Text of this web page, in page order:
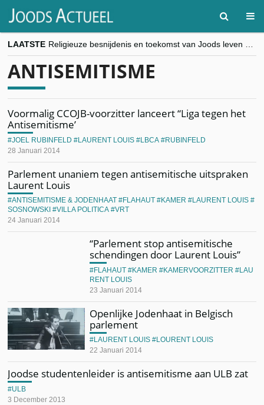
LAATSTE
“Besnijdenisdebat toont hoe moeilijk seculiere Westen minderheden begrijpt”, Jinnih Beels (Vooruit)
ANTISEMITISME
Voormalig CCOJB-voorzitter lanceert “Liga tegen het
Antisemitisme’
28 Januari 2014
JOEL RUBINFELD LAURENT LOUIS LBCA RUBINFELD
Parlement unaniem tegen antisemitische uitspraken
Laurent Louis
24 Januari 2014
ANTISEMITISME & JODENHAAT FLAHAUT KAMER
LAURENT LOUIS
SOSNOWSKI
VILLA POLITICA VRT
“Parlement stop antisemitische
schendingen door Laurent Louis”
23 Januari 2014
FLAHAUT KAMER KAMERVOORZITTER
LAU
RENT LOUIS
Openlijke Jodenhaat in Belgisch
parlement
22 Januari 2014
LAURENT LOUIS LOURENT LOUIS
Joodse studentenleider is antisemitisme aan ULB zat
3 December 2013
ULB